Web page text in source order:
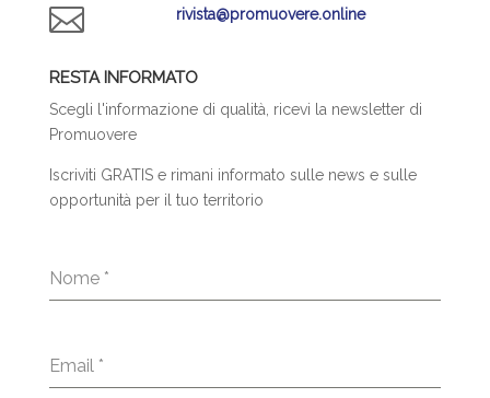
 rivista@promuovere.online
RESTA INFORMATO
Scegli l'informazione di qualità, ricevi la newsletter di
Promuovere
Iscriviti GRATIS e rimani informato sulle news e sulle
opportunità per il tuo territorio
Nome *
Email *